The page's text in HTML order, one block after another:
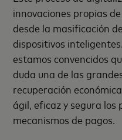
innovaciones propias
desde la masificación
dispositivos
estamos convencidos
duda una de las
recuperación
ágil, eficaz y segura los
mecanismos de pagos.